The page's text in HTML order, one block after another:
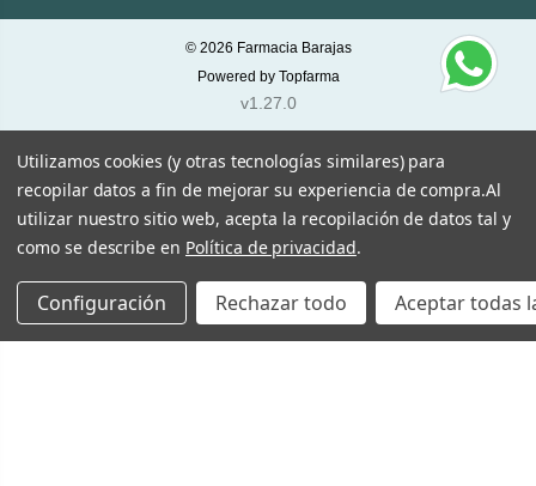
© 2026 Farmacia Barajas
Powered by Topfarma
v1.27.0
Utilizamos cookies (y otras tecnologías similares) para
recopilar datos a fin de mejorar su experiencia de compra.Al
utilizar nuestro sitio web, acepta la recopilación de datos tal y
como se describe en Política de privacidad.
Configuración Rechazar todo Aceptar todas